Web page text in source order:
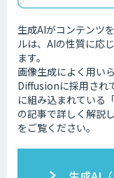
生成AIがコンテンツ
ルは、AIの性質に応
ます。
画像生成によく用い
Diffusionに採用され
に組み込まれている
の記事で詳しく解説
をご覧ください。